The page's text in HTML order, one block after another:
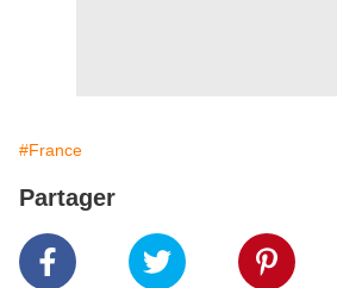
#France
Partager